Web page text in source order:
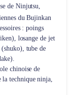
de Ninjutsu,
du Bujinkan
: poings
losange de jet
(shuko), tube de
chinoise de
la technique ninja,